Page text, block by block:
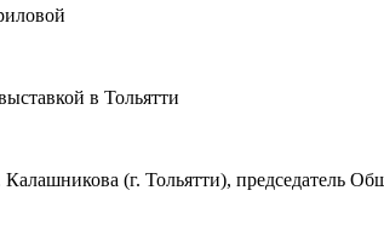
в Тольятти
(г. Тольятти), председатель